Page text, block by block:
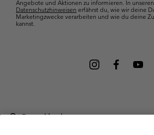
Angebote und Aktionen zu informieren. In unseren
Datenschutzhinweisen erfährst du, wie wir deine
Marketingzwecke verarbeiten und wie du deine
kannst.
Deutschland